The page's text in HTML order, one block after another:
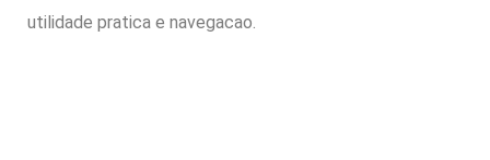
utilidade pratica e navegacao.